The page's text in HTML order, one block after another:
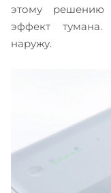
этому решению
эффект тумана.
наружу.